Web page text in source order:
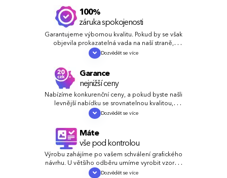
100%
záruka spokojenosti
Garantujeme výbornou kvalitu. Pokud by se však
objevila prokazatelná vada na naší straně,
zdarma a rychle chybu napravíme nebo vám
vrátíme peníze.
Dozvědět se více
Garance
nejnižší ceny
Nabízíme konkurenční ceny, a pokud byste našli
levnější nabídku se srovnatelnou kvalitou,
vyrovnáme nebo ještě snížíme cenu.
Dozvědět se více
Máte
vše pod kontrolou
Výrobu zahájíme po vašem schválení grafického
návrhu. U většího odběru umíme vyrobit vzorky,
abyste se mohli přesvědčit o kvalitě.
Dozvědět se více